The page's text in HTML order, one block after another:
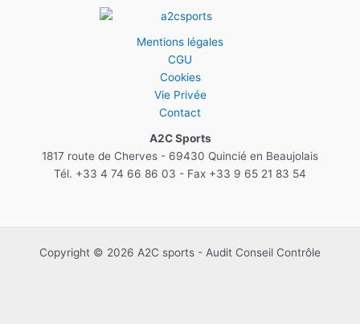
Mentions légales
CGU
Cookies
Vie Privée
Contact
A2C Sports
1817 route de Cherves - 69430 Quincié en Beaujolais
Tél. +33 4 74 66 86 03 - Fax +33 9 65 21 83 54
Copyright © 2026 A2C sports - Audit Conseil Contrôle